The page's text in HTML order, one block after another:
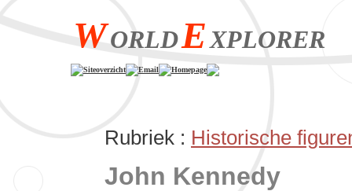
WORLDEXPLORER
Siteoverzicht Email Homepage
Rubriek : Historische
John Kennedy